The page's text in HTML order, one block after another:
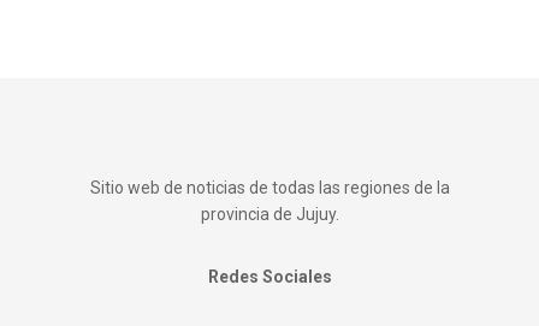
Sitio web de noticias de todas las regiones de la
provincia de Jujuy.
Redes Sociales